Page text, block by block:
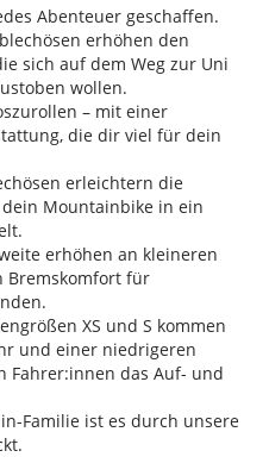
Abenteuer geschaffen.
erhöhen den
sich auf dem Weg zur Uni
wollen.
– mit einer
die dir viel für dein
erleichtern die
Mountainbike in ein
erhöhen an kleineren
Bremskomfort für
XS und S kommen
und einer niedrigeren
Fahrer:innen das Auf- und
Familie ist es durch unsere